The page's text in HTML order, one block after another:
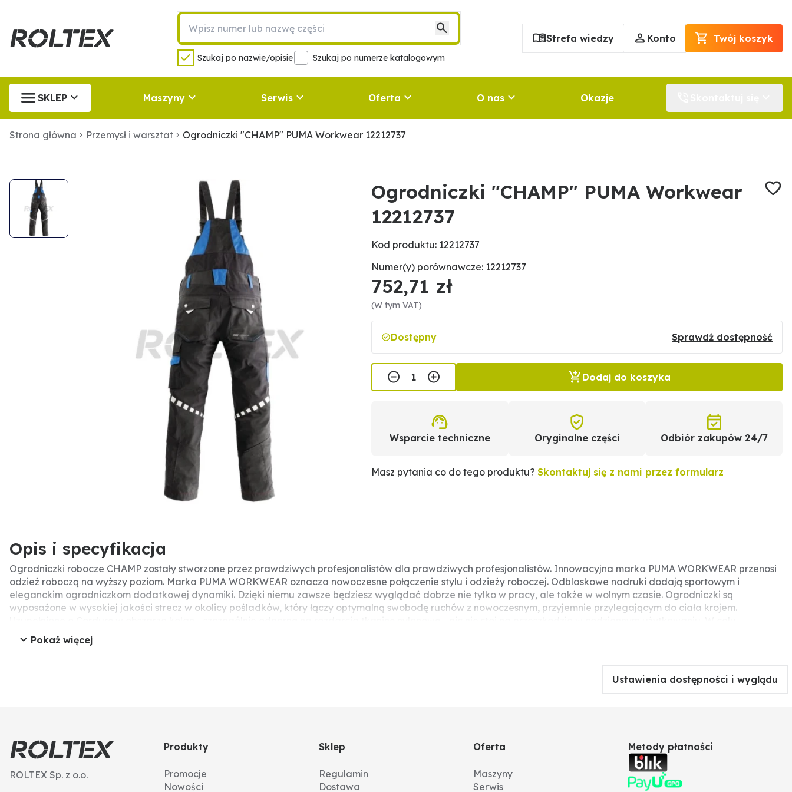
Szukaj po nazwie/opisie Szukaj po numerze katalogowym
Strefa wiedzy Konto Twój koszyk
SKLEP Maszyny Serwis Oferta O nas Okazje
Strona główna Przemysł i warsztat Ogrodniczki "CHAMP" PUMA Workwear 12212737
Ogrodniczki "CHAMP" PUMA Workwear
12212737
Kod produktu: 12212737
Numer(y) porównawcze: 12212737
752,71 zł
(W tym VAT)
Dostępny Sprawdź dostępność
Dodaj do koszyka
Wsparcie techniczne Oryginalne części Odbiór zakupów 24/7
Masz pytania co do tego produktu?Skontaktuj się z nami przez formularz
Opis i specyfikacja
Ogrodniczki robocze CHAMP zostały stworzone przez prawdziwych profesjonalistów dla prawdziwych profesjonalistów. Innowacyjna marka PUMA WORKWEAR przenosi
odzież roboczą na wyższy poziom. Marka PUMA WORKWEAR oznacza nowoczesne połączenie stylu i odzieży roboczej. Odblaskowe nadruki dodają sportowym i
eleganckim ogrodniczkom dodatkowej dynamiki. Dzięki niemu zawsze będziesz wyglądać dobrze nie tylko w pracy, ale także w wolnym czasie. Ogrodniczki są
wyposażone w wysokiej jakości strecz w okolicy pośladków, który łączy optymalną swobodę ruchów z nowoczesnym, przyjemnie przylegającym do ciała krojem.
zapewnienia jeszcze większej wygody, szelki zostały wyposażone w elastyczne elementy i fajne zapięcia typu twist-clip. W tylnej części znajduje się szeroka gumka, dzięki
czemu obwód w talii można regulować z obu stron. W celu zapewnienia, aby wiele narzędzi było zawsze pod ręką, spodnie te posiadają wiele kieszeni. 2 przednie
kieszeń na szelkach. Ruch tak dynamiczny, jak u pumy. Bi-elastyczny materiał w obszarze pośladków ma zdolność elastycznego rozciągania się w kierunku poprzecznym
i wzdłużnym. Dzięki temu ogrodniczki doskonale dopasowują się do każdego ruchu, a tym samym umożliwiają wygodną i komfortową pracę. System easy-long umożliwia
Pokaż więcej
Ustawienia dostępności i wyglądu
ROLTEX Sp. z o.o.
Produkty
Promocje
Nowości
Sklep
Regulamin
Dostawa
Oferta
Maszyny
Serwis
Metody płatności